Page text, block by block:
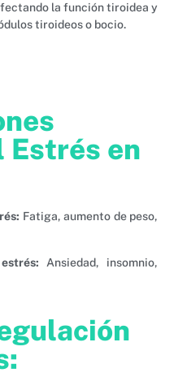
la función tiroidea y
tiroideos o bocio.
Estrés en
Fatiga, aumento de peso,
Ansiedad, insomnio,